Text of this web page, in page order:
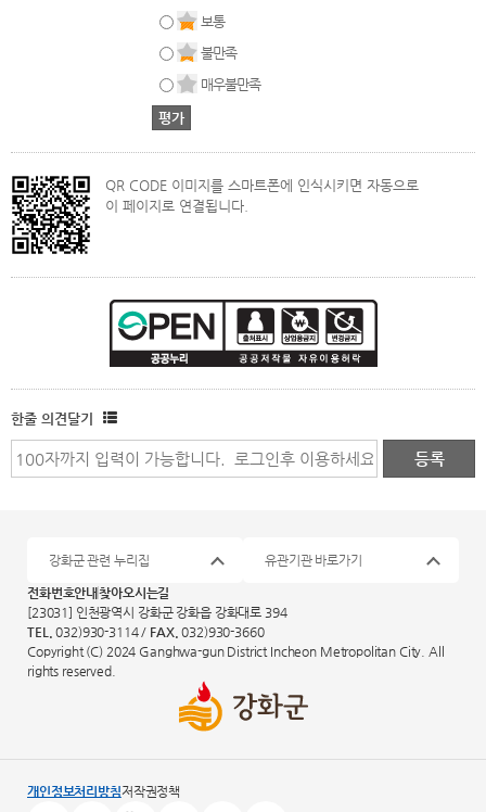
보통
불만족
매우불만족
QR CODE 이미지를 스마트폰에 인식시키면 자동으로
이 페이지로 연결됩니다.
한줄 의견달기
전화번호안내 찾아오시는길
[23031] 인천광역시 강화군 강화읍 강화대로 394
TEL.
032)930-3114 / FAX. 032)930-3660
Copyright (C) 2024 Ganghwa-gun District Incheon Metropolitan City. All
rights reserved.
강화군 관련 누리집 유관기관 바로가기
개인정보처리방침저작권정책